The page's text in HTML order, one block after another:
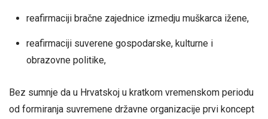
reafirmaciji bračne zajednice izmedju muškarca ižene,
reafirmaciji suverene gospodarske, kulturne i
obrazovne politike,
Bez sumnje da u Hrvatskoj u kratkom vremenskom periodu
od formiranja suvremene državne organizacije prvi koncept